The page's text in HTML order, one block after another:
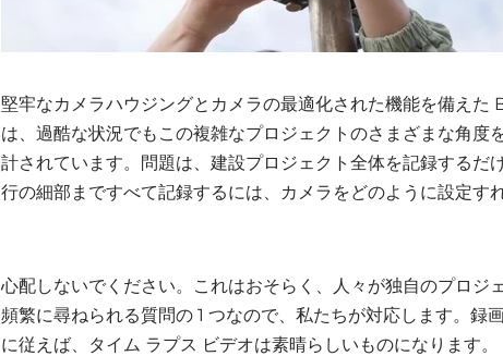
堅牢なカメラハウジングとカメラの最適化された機能を備えた
は、過酷な状況でもこの複雑なプロジェクトのさまざまな角度
計されています。問題は、建設プロジェクト全体を記録するだ
行の細部まですべて記録するには、カメラをどのように設定す
心配しないでください。これはおそらく、人々が独自のプロジ
頻繁に尋ねられる質問の 1 つなので、私たちが対応します。録
に従えば、タイム ラプス ビデオは素晴らしいものになります。